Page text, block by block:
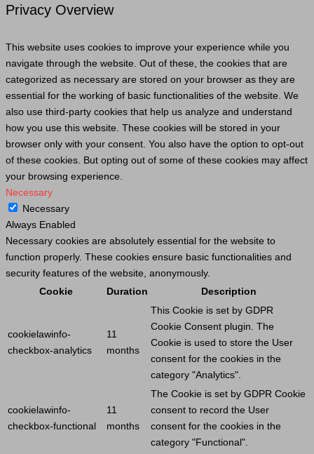
Privacy Overview
This website uses cookies to improve your experience while you
navigate through the website. Out of these, the cookies that are
categorized as necessary are stored on your browser as they are
essential for the working of basic functionalities of the website. We
also use third-party cookies that help us analyze and understand
how you use this website. These cookies will be stored in your
browser only with your consent. You also have the option to opt-out
of these cookies. But opting out of some of these cookies may affect
your browsing experience.
Necessary
Necessary
Always Enabled
Necessary cookies are absolutely essential for the website to
function properly. These cookies ensure basic functionalities and
security features of the website, anonymously.
Cookie
Duration Description
cookielawinfo-
checkbox-analytics
11
months
This Cookie is set by GDPR
Cookie Consent plugin. The
Cookie is used to store the User
consent for the cookies in the
category "Analytics".
cookielawinfo-
checkbox-functional
11
months
The Cookie is set by GDPR Cookie
consent to record the User
consent for the cookies in the
category "Functional".